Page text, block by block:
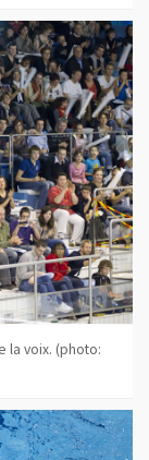
la voix. (photo: